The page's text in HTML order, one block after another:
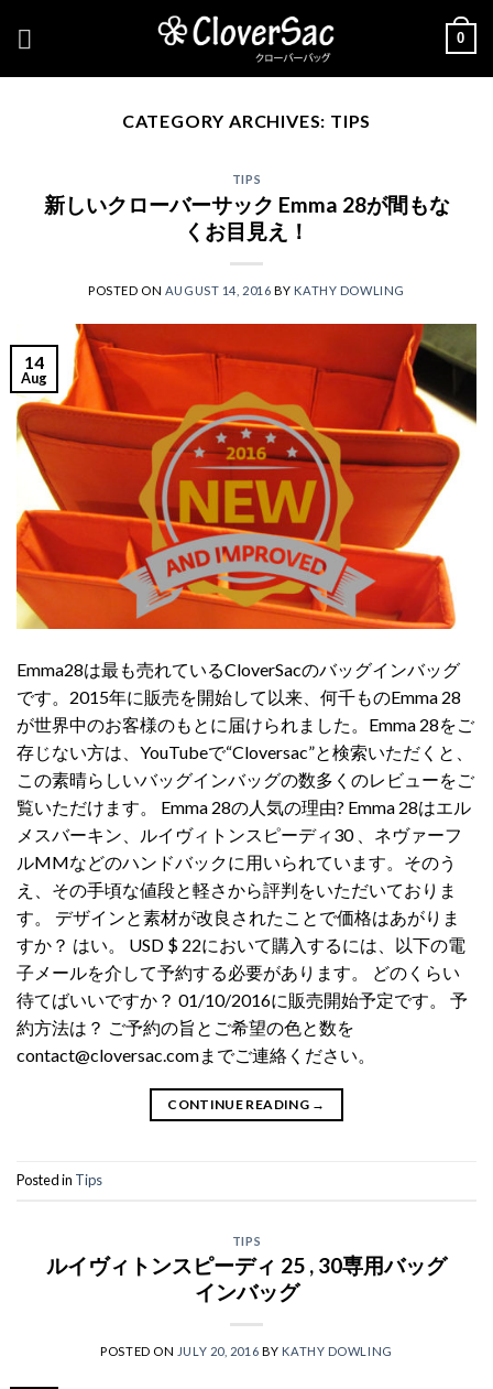
0
CATEGORY ARCHIVES: TIPS
TIPS
新しいクローバーサック Emma 28が間もな
くお目見え！
POSTED ON AUGUST 14, 2016 BY KATHY DOWLING
14
Aug
Emma28は最も売れているCloverSacのバッグインバッグ
です。2015年に販売を開始して以来、何千ものEmma 28
が世界中のお客様のもとに届けられました。Emma 28をご
存じない方は、YouTubeで“Cloversac”と検索いただくと、
この素晴らしいバッグインバッグの数多くのレビューをご
覧いただけます。 Emma 28の人気の理由? Emma 28はエル
メスバーキン、ルイヴィトンスピーディ30 、ネヴァーフ
ルMMなどのハンドバックに用いられています。そのう
え、その手頃な値段と軽さから評判をいただいておりま
す。 デザインと素材が改良されたことで価格はあがりま
すか？ はい。 USD $ 22において購入するには、以下の電
子メールを介して予約する必要があります。 どのくらい
待てばいいですか？ 01/10/2016に販売開始予定です。 予
約方法は？ ご予約の旨とご希望の色と数を
contact@cloversac.comまでご連絡ください。
CONTINUE READING →
Posted in Tips
TIPS
ルイヴィトンスピーディ 25 , 30専用バッグ
インバッグ
POSTED ON JULY 20, 2016 BY KATHY DOWLING